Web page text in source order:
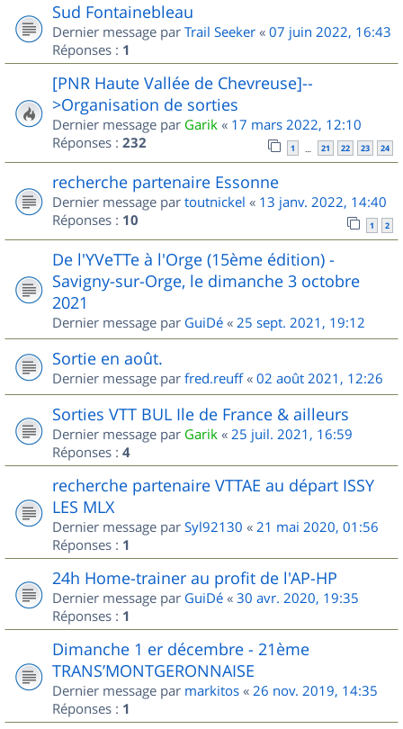
Sud Fontainebleau
Dernier message par Trail Seeker « 07 juin 2022, 16:43
Réponses : 1
[PNR Haute Vallée de Chevreuse]--
>Organisation de sorties
Dernier message par Garik « 17 mars 2022, 12:10
Réponses : 232 1 … 21 22 23 24
recherche partenaire Essonne
Dernier message par toutnickel « 13 janv. 2022, 14:40
Réponses : 10 1 2
De l'YVeTTe à l'Orge (15ème édition) -
Savigny-sur-Orge, le dimanche 3 octobre
2021
Dernier message par GuiDé « 25 sept. 2021, 19:12
Sortie en août.
Dernier message par fred.reuff« 02 août 2021, 12:26
Sorties VTT BUL Ile de France & ailleurs
Dernier message par Garik « 25 juil. 2021, 16:59
Réponses : 4
recherche partenaire VTTAE au départ ISSY
LES MLX
Dernier message par Syl92130 « 21 mai 2020, 01:56
Réponses : 1
24h Home-trainer au profit de l'AP-HP
Dernier message par GuiDé « 30 avr. 2020, 19:35
Réponses : 1
Dimanche 1 er décembre - 21ème
TRANS’MONTGERONNAISE
Dernier message par markitos « 26 nov. 2019, 14:35
Réponses : 1